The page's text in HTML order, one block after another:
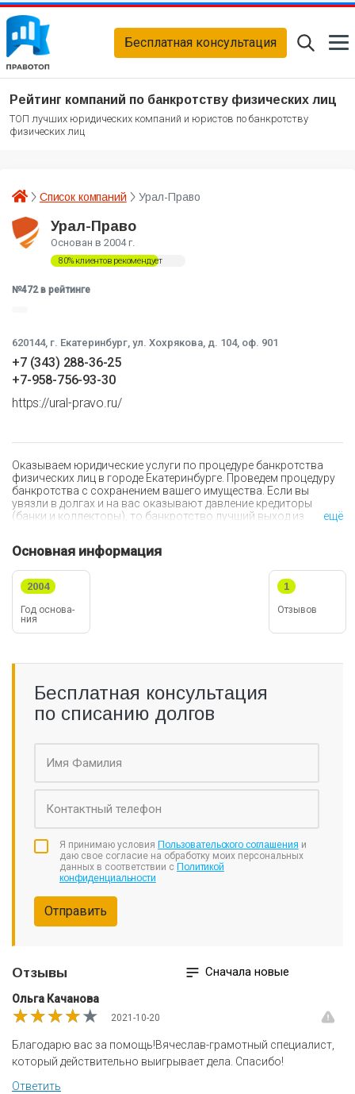
Бесплатная консультация
Рейтинг компаний по банкротству физических лиц
ТОП лучших юридических компаний и юристов по банкротству
физических лиц
Список компаний Урал-Право
Урал-Право
Основан в 2004 г.
80% клиентов рекомендует
№472 в рейтинге
620144, г. Екатеринбург, ул. Хохрякова, д. 104, оф. 901
+7 (343) 288-36-25
+7-958-756-93-30
https://ural-pravo.ru/
Основная информация
Год ос­но­ва­
ния
2004
Отзывов
1
Оказываем юридические услуги по процедуре банкротства
физических лиц в городе Екатеринбурге. Проведем процедуру
банкротства с сохранением вашего имущества. Если вы
увязли в долгах и на вас оказывают давление кредиторы
(банки и коллекторы), то банкротство лучший выход из
При этом долгами признаются:
банковские кредиты;
задолженности по коммунальным платежам;
Долгами не признаются:
алименты;
платежи по причинению вреда здоровью.
ещё
Бесплатная консультация
по списанию долгов
Я принимаю условия Пользовательского соглашения и
даю свое согласие на обработку моих персональных
данных в соответствии с Политикой
конфиденциальности
Отправить
Сначала новые
Отзывы
Ольга Качанова
2021-10-20
★★★★★
★★★★★
★★★★★
Благодарю вас за помощь!Вячеслав-грамотный специалист,
который действительно выигрывает дела. Спасибо!
Ответить